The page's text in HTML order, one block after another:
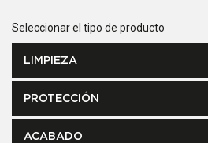
Seleccionar el tipo de producto
LIMPIEZA
PROTECCIÓN
ACABADO